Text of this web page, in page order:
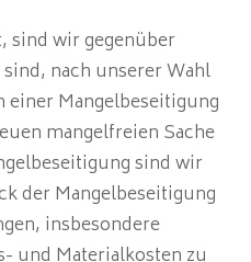
sind wir gegenüber
nach unserer Wahl
Mangelbeseitigung
mangelfreien Sache
sind wir
der Mangelbeseitigung
insbesondere